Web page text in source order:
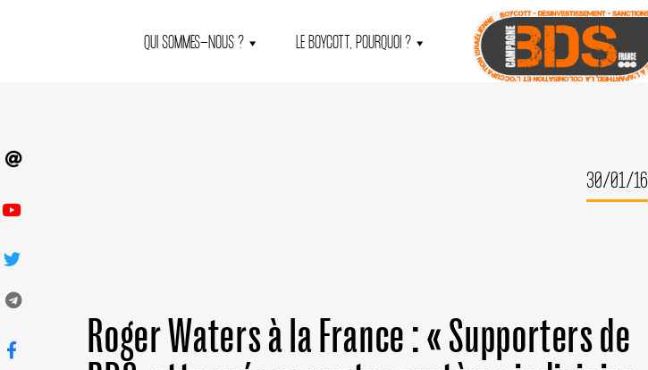
QUI SOMMES-NOUS ? LE BOYCOTT, POURQUOI ?
30/01/16
Roger Waters à la France : « Supporters de